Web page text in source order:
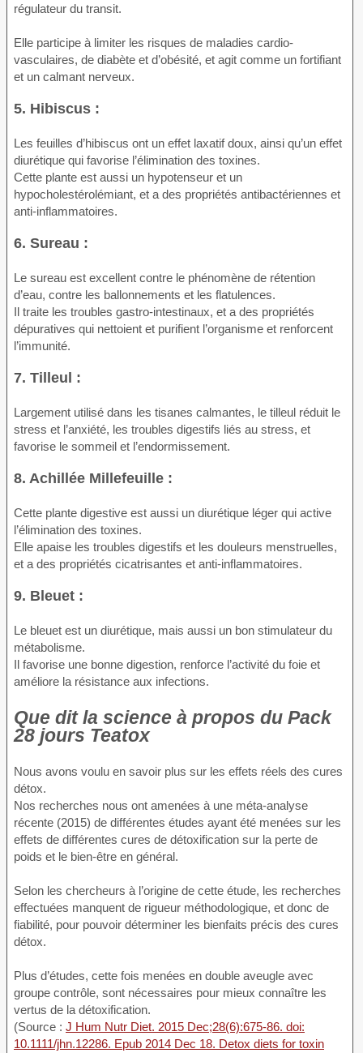
régulateur du transit.
Elle participe à limiter les risques de maladies cardio-
vasculaires, de diabète et d’obésité, et agit comme un fortifiant
et un calmant nerveux.
5. Hibiscus :
Les feuilles d’hibiscus ont un effet laxatif doux, ainsi qu’un effet
diurétique qui favorise l’élimination des toxines.
Cette plante est aussi un hypotenseur et un
hypocholestérolémiant, et a des propriétés antibactériennes et
anti-inflammatoires.
6. Sureau :
Le sureau est excellent contre le phénomène de rétention
d’eau, contre les ballonnements et les flatulences.
Il traite les troubles gastro-intestinaux, et a des propriétés
dépuratives qui nettoient et purifient l’organisme et renforcent
l’immunité.
7. Tilleul :
Largement utilisé dans les tisanes calmantes, le tilleul réduit le
stress et l’anxiété, les troubles digestifs liés au stress, et
favorise le sommeil et l’endormissement.
8. Achillée Millefeuille :
Cette plante digestive est aussi un diurétique léger qui active
l’élimination des toxines.
Elle apaise les troubles digestifs et les douleurs menstruelles,
et a des propriétés cicatrisantes et anti-inflammatoires.
9. Bleuet :
Le bleuet est un diurétique, mais aussi un bon stimulateur du
métabolisme.
Il favorise une bonne digestion, renforce l’activité du foie et
améliore la résistance aux infections.
Que dit la science à propos du Pack
28 jours Teatox
Nous avons voulu en savoir plus sur les effets réels des cures
détox.
Nos recherches nous ont amenées à une méta-analyse
récente (2015) de différentes études ayant été menées sur les
effets de différentes cures de détoxification sur la perte de
poids et le bien-être en général.
Selon les chercheurs à l’origine de cette étude, les recherches
effectuées manquent de rigueur méthodologique, et donc de
fiabilité, pour pouvoir déterminer les bienfaits précis des cures
détox.
Plus d’études, cette fois menées en double aveugle avec
groupe contrôle, sont nécessaires pour mieux connaître les
vertus de la détoxification.
(Source : J Hum Nutr Diet. 2015 Dec;28(6):675-86. doi:
10.1111/jhn.12286. Epub 2014 Dec 18. Detox diets for toxin